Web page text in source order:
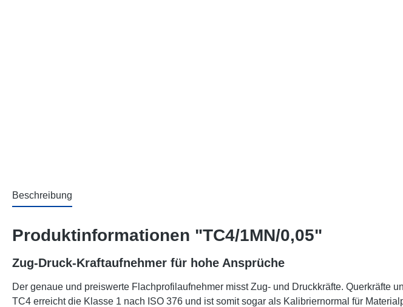
Beschreibung
Produktinformationen "TC4/1MN/0,05"
Zug-Druck-Kraftaufnehmer für hohe Ansprüche
Der genaue und preiswerte Flachprofilaufnehmer misst Zug- und Druckkräfte. Querkräfte
TC4 erreicht die Klasse 1 nach ISO 376 und ist somit sogar als Kalibriernormal für